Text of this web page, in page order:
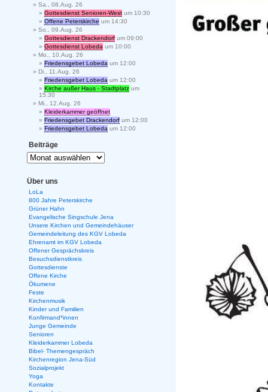
Sa., 08.Aug. 26
Gottesdienst Senioren-West um 10:30
Offene Peterskirche um 14:30
So., 09.Aug. 26
Gottesdienst Drackendorf um 09:00
Gottesdienst Lobeda um 10:00
Mo., 10.Aug. 26
Friedensgebet Lobeda um 12:00
Di., 11.Aug. 26
Friedensgebet Lobeda um 12:00
Kirche außer Haus - Stadtplatz um
15:30
Mi., 12.Aug. 26
Kleiderkammer geöffnet
Friedensgebet Drackendorf um 12:00
Friedensgebet Lobeda um 12:00
Beiträge
Über uns
LoLa
800 Jahre Peterskirche
Grüner Hahn
Evangelische Singschule Jena
Unsere Kirchen und Gemeindehäuser
Gemeindeleitung des KGV Lobeda
Ehrenamt im KGV Lobeda
Offener Gesprächskreis
Besuchsdienstkreis
Gottesdienste
Offene Kirche
Ökumene
Feste
Kirchenmusik
Kinder und Familien
Konfirmand*innen
Junge Gemeinde
Senioren
Kleiderkammer Lobeda
Bibel- Themengespräch
Kirchenregion Jena-Süd
Sozialprojekt
Yoga
Kontakte